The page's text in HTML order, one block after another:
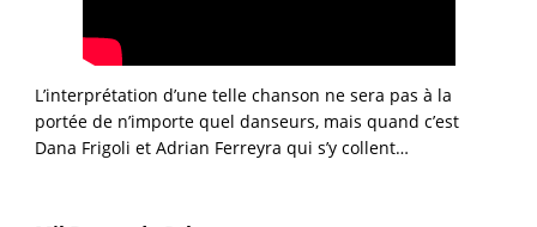
L’interprétation d’une telle chanson ne sera pas à la
portée de n’importe quel danseurs, mais quand c’est
Dana Frigoli et Adrian Ferreyra qui s’y collent…